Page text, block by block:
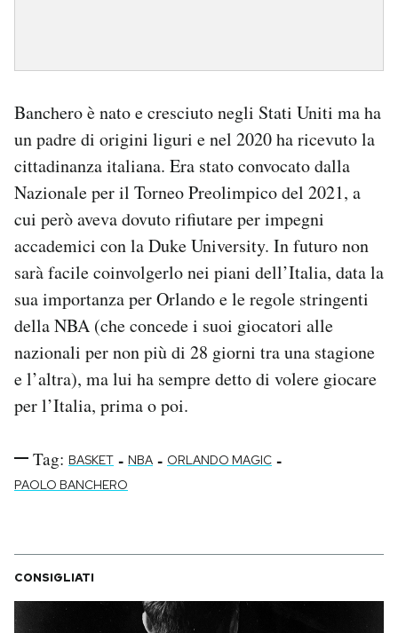
Banchero è nato e cresciuto negli Stati Uniti ma ha
un padre di origini liguri e nel 2020 ha ricevuto la
cittadinanza italiana. Era stato convocato dalla
Nazionale per il Torneo Preolimpico del 2021, a
cui però aveva dovuto rifiutare per impegni
accademici con la Duke University. In futuro non
sarà facile coinvolgerlo nei piani dell’Italia, data la
sua importanza per Orlando e le regole stringenti
della NBA (che concede i suoi giocatori alle
nazionali per non più di 28 giorni tra una stagione
e l’altra), ma lui ha sempre detto di volere giocare
per l’Italia, prima o poi.
Tag: BASKET - NBA - ORLANDO MAGIC -
PAOLO BANCHERO
CONSIGLIATI